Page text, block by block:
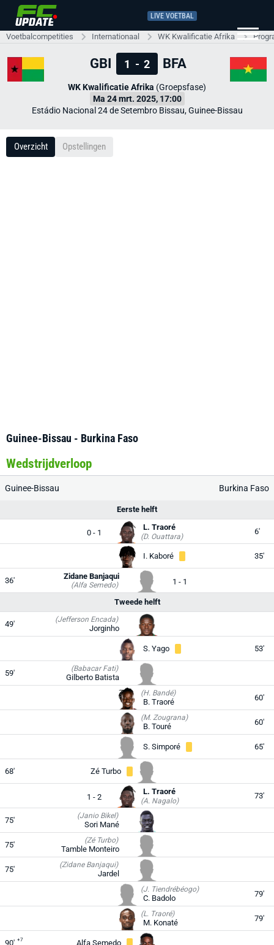
LIVE VOETBAL
Voetbalcompetities Internationaal WK Kwalificatie Afrika
GBI 1 - 2 BFA
WK Kwalificatie Afrika (Groepsfase)
Ma 24 mrt. 2025, 17:00
Estádio Nacional 24 de Setembro Bissau, Guinee-Bissau
Overzicht Opstellingen
Guinee-Bissau - Burkina Faso
Wedstrijdverloop
Guinee-Bissau Burkina Faso
Eerste helft
0 - 1
L. Traoré
(D. Ouattara)
6'
I. Kaboré 35'
36' (Alfa Semedo)
Zidane Banjaqui
1 - 1
Tweede helft
49' (Jefferson Encada)
Jorginho
S. Yago 53'
59' (Babacar Fati)
Gilberto Batista
(H. Bandé)
B. Traoré 60'
(M. Zougrana)
B. Touré 60'
S. Simporé 65'
68' Zé Turbo
1 - 2
L. Traoré
(A. Nagalo)
73'
75' (Janio Bikel)
Sori Mané
75' (Zé Turbo)
Tamble Monteiro
75' (Zidane Banjaqui)
Jardel
(J. Tiendrébéogo)
C. Badolo 79'
(L. Traoré)
M. Konaté 79'
90' +7 Alfa Semedo